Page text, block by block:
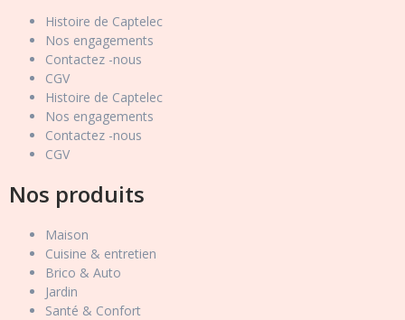
Histoire de Captelec
Nos engagements
Contactez -nous
CGV
Histoire de Captelec
Nos engagements
Contactez -nous
CGV
Nos produits
Maison
Cuisine & entretien
Brico & Auto
Jardin
Santé & Confort